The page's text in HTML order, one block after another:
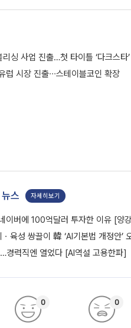
싱 사업 진출…첫 타이틀 ‘다크스타’
시장 진출∙∙∙스테이블코인 확장
스 자세히보기
이버에 100억달러 투자한 이유 [양
육성 쌍끌이 韓 ‘AI기본법 개정안’
경력직엔 열었다 [AI역설 고용한파]
0 0